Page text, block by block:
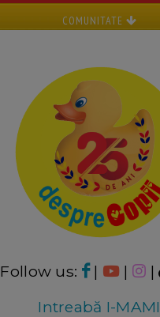
COMUNITATE
Follow us: | | |
Intreabă I-MAMI